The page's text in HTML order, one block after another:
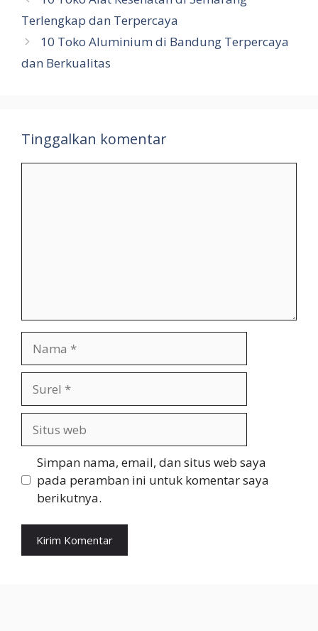
Terlengkap dan Terpercaya
10 Toko Aluminium di Bandung Terpercaya
dan Berkualitas
Tinggalkan komentar
web
Simpan nama, email, dan situs web saya
pada peramban ini untuk komentar saya
berikutnya.